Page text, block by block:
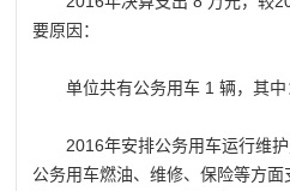
要原因：
单位共有公务用车 1 辆，其中
2016年安排公务用车运行维护
公务用车燃油、维修、保险等方面